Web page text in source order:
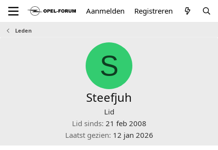
Aanmelden Registreren
Leden
S
Steefjuh
Lid
Lid sinds 21 feb 2008
Laatst gezien 12 jan 2026